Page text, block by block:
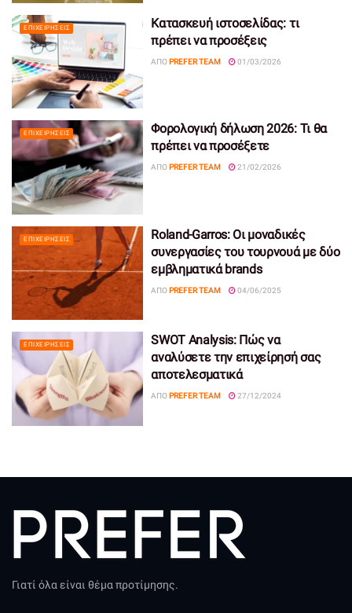
ΕΠΙΧΕΙΡΉΣΕΙΣ
Κατασκευή ιστοσελίδας: τι
πρέπει να προσέξεις
ΑΠΌ PREFER TEAM 01/03/2026
ΕΠΙΧΕΙΡΉΣΕΙΣ
Φορολογική δήλωση 2026: Τι θα
πρέπει να προσέξετε
ΑΠΌ PREFER TEAM 21/02/2026
ΕΠΙΧΕΙΡΉΣΕΙΣ
Roland-Garros: Οι μοναδικές
συνεργασίες του τουρνουά με δύο
εμβληματικά brands
ΑΠΌ PREFER TEAM 04/06/2025
ΕΠΙΧΕΙΡΉΣΕΙΣ
SWOT Analysis: Πώς να
αναλύσετε την επιχείρησή σας
αποτελεσματικά
ΑΠΌ PREFER TEAM 27/12/2024
Γιατί όλα είναι θέμα προτίμησης.